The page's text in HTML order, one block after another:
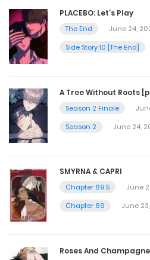
Chapter 129
June 1, 2026
Chapter 128.2
June 1, 2026
June 1, 2026
Chapter 128
PLACEBO: Let’s Play
The End
June 24,
Side Story 10 [The End]
A Tree Without Roots
Season 2 Finale
Season 2
June 24,
SMYRNA & CAPRI
Chapter 69.5
June
Chapter 69
June
Roses And